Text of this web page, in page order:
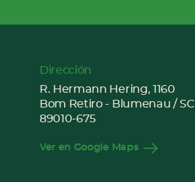
Dirección
R. Hermann Hering, 1160
Bom Retiro - Blumenau / SC
89010-675
Ver en Google Maps